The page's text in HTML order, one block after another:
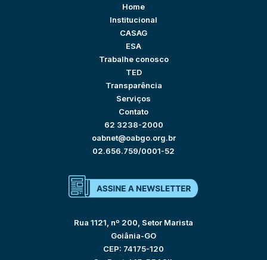
Home
Institucional
CASAG
ESA
Trabalhe conosco
TED
Transparência
Serviços
Contato
62 3238-2000
oabnet@oabgo.org.br
02.656.759/0001-52
Rua 1121, nº 200, Setor Marista
Goiânia-GO
CEP: 74175-120